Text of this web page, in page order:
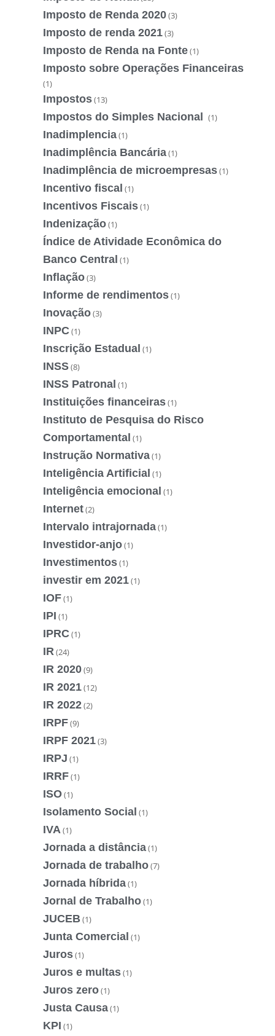
Imposto de Renda 2020(3)
Imposto de renda 2021(3)
Imposto de Renda na Fonte(1)
Imposto sobre Operações Financeiras
(1)
Impostos(13)
Impostos do Simples Nacional (1)
Inadimplencia(1)
Inadimplência Bancária(1)
Inadimplência de microempresas(1)
Incentivo fiscal (1)
Incentivos Fiscais(1)
Indenização(1)
Índice de Atividade Econômica do
Banco Central (1)
Inflação(3)
Informe de rendimentos(1)
Inovação(3)
INPC(1)
Inscrição Estadual (1)
INSS(8)
INSS Patronal (1)
Instituições financeiras(1)
Instituto de Pesquisa do Risco
Comportamental (1)
Instrução Normativa(1)
Inteligência Artificial (1)
Inteligência emocional (1)
Internet(2)
Intervalo intrajornada(1)
Investidor-anjo(1)
Investimentos(1)
investir em 2021(1)
IOF(1)
IPI (1)
IPRC(1)
IR (24)
IR 2020(9)
IR 2021(12)
IR 2022(2)
IRPF(9)
IRPF 2021(3)
IRPJ (1)
IRRF(1)
ISO(1)
Isolamento Social (1)
IVA (1)
Jornada a distância(1)
Jornada de trabalho(7)
Jornada híbrida(1)
Jornal de Trabalho(1)
JUCEB(1)
Junta Comercial (1)
Juros(1)
Juros e multas(1)
Juros zero(1)
Justa Causa(1)
KPI (1)